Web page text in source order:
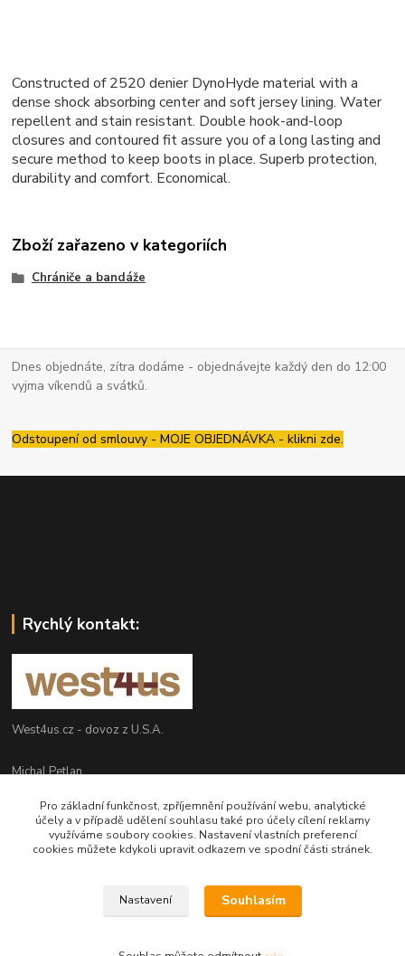
Constructed of 2520 denier DynoHyde material with a
dense shock absorbing center and soft jersey lining. Water
repellent and stain resistant. Double hook-and-loop
closures and contoured fit assure you of a long lasting and
secure method to keep boots in place. Superb protection,
durability and comfort. Economical.
Zboží zařazeno v kategoriích
Chrániče a bandáže
Dnes objednáte, zítra dodáme - objednávejte každý den do 12:00
vyjma víkendů a svátků.
Odstoupení od smlouvy - MOJE OBJEDNÁVKA - klikni zde.
Rychlý kontakt:
West4us.cz - dovoz z U.S.A.
Michal Petlan
(Po-Pá, 9-16h)
info@west4us.cz
Pro základní funkčnost, zpříjemnění používání webu, analytické
účely a v případě udělení souhlasu také pro účely cílení reklamy
využíváme soubory cookies. Nastavení vlastních preferencí
cookies můžete kdykoli upravit odkazem ve spodní části stránek.
Nastavení Souhlasím